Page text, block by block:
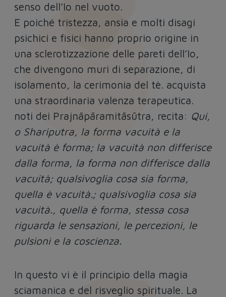
senso dell’Io nel vuoto.
E poiché tristezza, ansia e molti disagi
psichici e fisici hanno proprio origine in
una sclerotizzazione delle pareti dell’Io,
che divengono muri di separazione, di
isolamento, la cerimonia del tè. acquista
una straordinaria valenza terapeutica.
noti dei Prajnāpāramitāsūtra, recita: Qui,
o Shariputra, la forma vacuità e la
vacuità è forma; la vacuità non differisce
dalla forma, la forma non differisce dalla
vacuità; qualsivoglia cosa sia forma,
quella è vacuità.; qualsivoglia cosa sia
vacuità., quella è forma, stessa cosa
riguarda le sensazioni, le percezioni, le
pulsioni e la coscienza.
In questo vi è il principio della magia
sciamanica e del risveglio spirituale. La